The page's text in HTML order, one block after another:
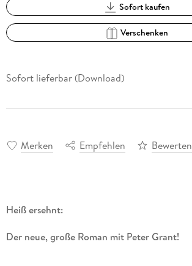
Sofort kaufen
Verschenken
Sofort lieferbar (Download)
Merken Empfehlen Bewerten
Heiß ersehnt:
Der neue, große Roman mit Peter Grant!